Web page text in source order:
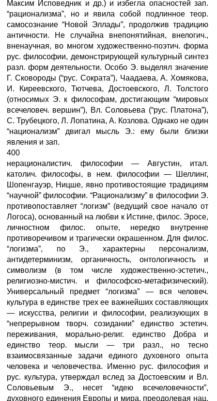
Максим Исповедник и др.) и избегла опасностей зап.
“рационализма”, но и явила собой подлинное теор.
самосознание “Новой Эллады”, продолжив традицию
античности. Не случайна внепонятийная, внелогич.,
вненаучная, во многом художественно-поэтич. форма
рус. философии, демонстрирующей культурный синтез
разл. форм деятельности. Особо Э. выделял значение
Г. Сковороды (“рус. Сократа”), Чаадаева, А. Хомякова,
И. Киреевского, Тютчева, Достоевского, Л. Толстого
(относимых Э. к философам, достигающим “мировых
всечеловеч. вершин”), Вл. Соловьева (“рус. Платона”),
С. Трубецкого, Л. Лопатина, А. Козлова. Однако не один
“национализм” двигал мысль Э.: ему были близки
явления и зап.
400
нерационалистич. философии — Августин, итал.
католич. философы, в нем. философии — Шеллинг,
Шопенгауэр, Ницше, явно противостоящие традициям
“научной” философии. “Рационализму” в философии Э.
противопоставляет “логизм” (ведущий свое начало от
Логоса), основанный на любви к Истине, филос. Эросе,
личностном филос. опыте, нередко внутренне
противоречивом и трагически окрашенном. Для филос.
“логизма”, по Э., характерны персонализм,
антидетерминизм, органичность, онтологичность и
символизм (в том числе художественно-эстетич.,
религиозно-мистич. и философско-метафизический).
Универсальный предмет “логизма” — вся человеч.
культура в единстве трех ее важнейших составляющих
— искусства, религии и философии, реализующих в
“непрерывном творч. созидании” единство эстетич.
переживания, морально-религ. единство Добра и
единство теор. мысли — три разл., но тесно
взаимосвязанные задачи единого духовного опыта
человека и человечества. Именно рус. философия и
рус. культура, утверждал вслед за Достоевским и Вл.
Соловьевым Э., несет “идею всечеловечности”,
духовного единения Европы и мира, преодолевая нац.